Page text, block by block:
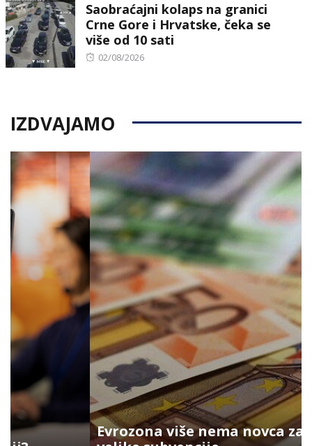
Saobraćajni kolaps na granici
Crne Gore i Hrvatske, čeka se
više od 10 sati
Posted
02/08/2026
IZDVAJAMO
Evrozona više nema novca za